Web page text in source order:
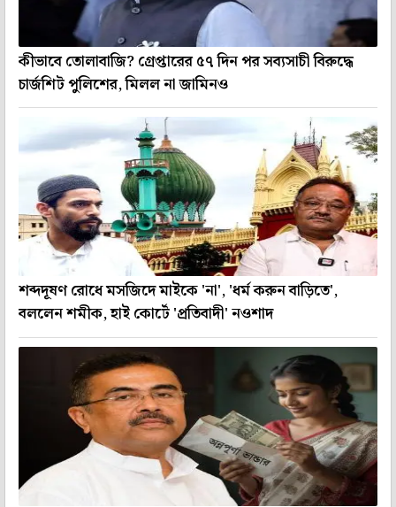
কীভাবে তোলাবাজি? গ্রেপ্তারের ৫৭ দিন পর সব্যসাচী বিরুদ্ধে
চার্জশিট পুলিশের, মিলল না জামিনও
শব্দদূষণ রোধে মসজিদে মাইকে 'না', 'ধর্ম করুন বাড়িতে',
বললেন শমীক, হাই কোর্টে 'প্রতিবাদী' নওশাদ